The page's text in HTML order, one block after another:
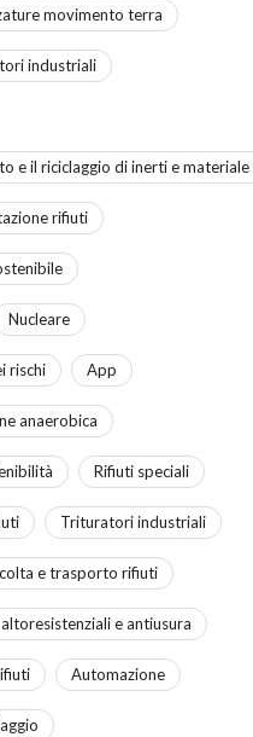
movimento terra
industriali
e il riciclaggio di inerti e
rifiuti
Nucleare
rischi App
anaerobica
Rifiuti speciali
Trituratori industriali
e trasporto rifiuti
e antiusura
Automazione